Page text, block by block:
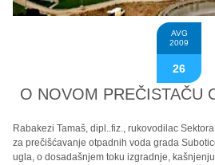
AVG
2009
26
O NOVOM PREČISTAČU
Rabakezi Tamaš, dipl..fiz., rukovodilac
za prečišćavanje otpadnih voda grada
ugla, o dosadašnjem toku izgradnje,